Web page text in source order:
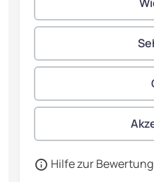
Hilfe zur Bewertung